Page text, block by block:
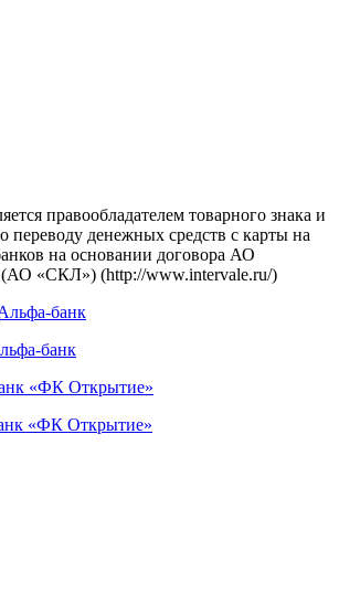
правообладателем товарного знака и
переводу денежных средств с карты на
на основании договора АО
«СКЛ») (http://www.intervale.ru/)
банк
банк
«ФК Открытие»
«ФК Открытие»